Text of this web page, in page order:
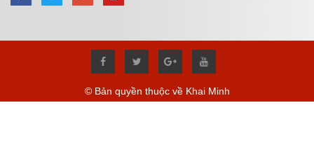
© Bản quyền thuộc về Khai Minh